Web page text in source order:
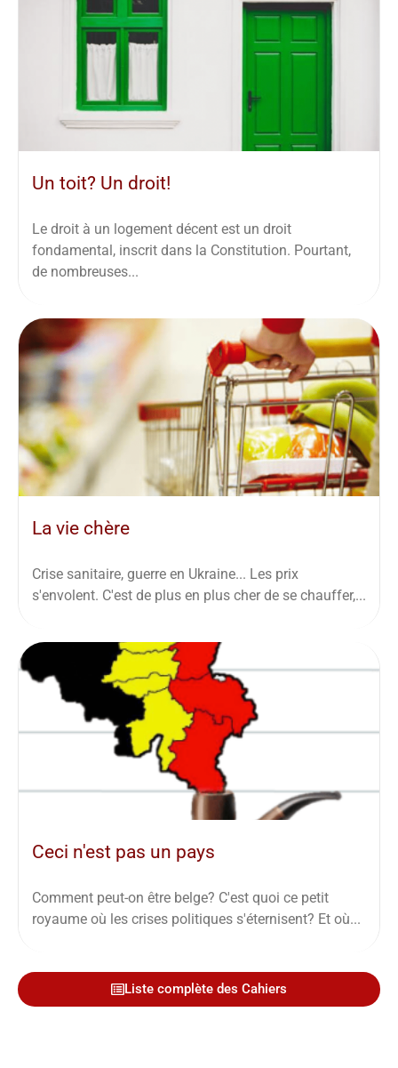
Un toit? Un droit!
Le droit à un logement décent est un droit
fondamental, inscrit dans la Constitution. Pourtant,
de nombreuses...
La vie chère
Crise sanitaire, guerre en Ukraine... Les prix
s'envolent. C'est de plus en plus cher de se chauffer,...
Ceci n'est pas un pays
Comment peut-on être belge? C'est quoi ce petit
royaume où les crises politiques s'éternisent? Et où...
Liste complète des Cahiers